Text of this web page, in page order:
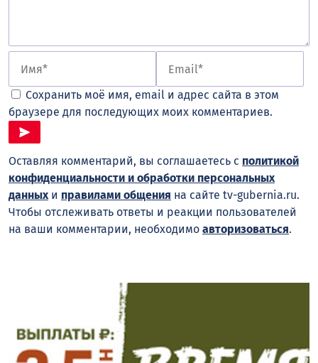
Сохранить моё имя, email и адрес сайта в этом
браузере для последующих моих комментариев.
Оставляя комментарий, вы соглашаетесь с политикой
конфиденциальности и обработки персональных
данныхи правилами общения на сайте tv-gubernia.ru.
Чтобы отслеживать ответы и реакции пользователей
на ваши комментарии, необходимо авторизоваться.